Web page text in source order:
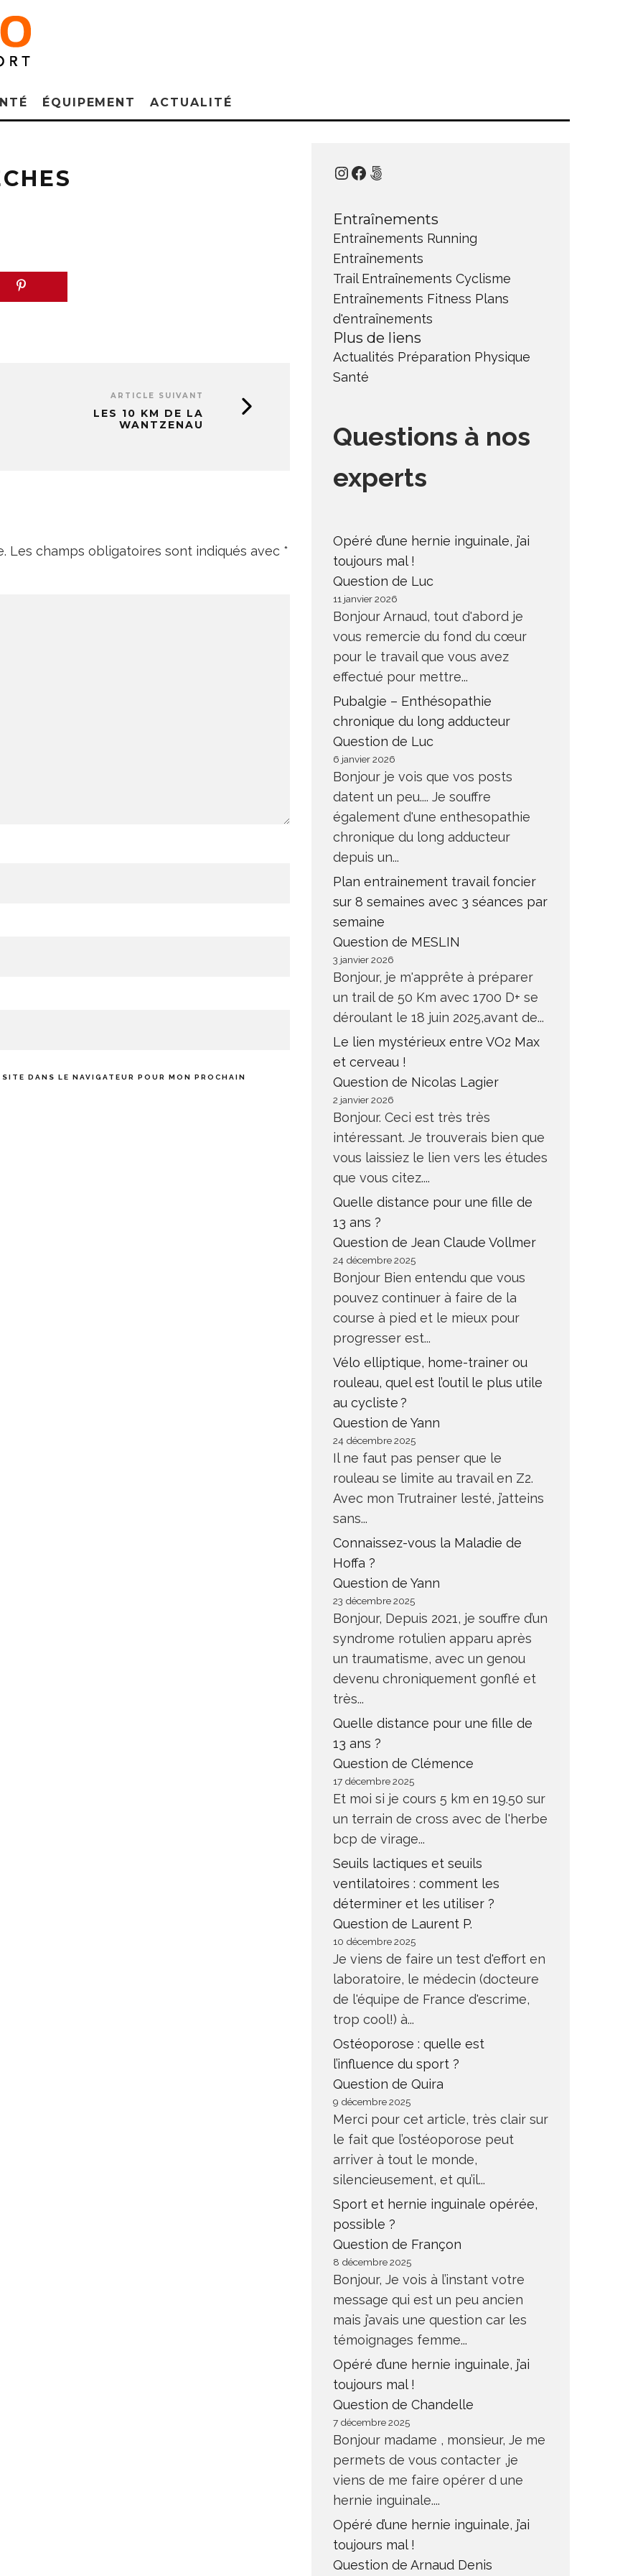
ÉQUIPEMENT ACTUALITÉ
ARTICLE SUIVANT
LES 10 KM DE LA
WANTZENAU
Les champs obligatoires sont indiqués avec *
DANS LE NAVIGATEUR POUR MON PROCHAIN
Instagram
Facebook
500px
Entraînements
Entraînements Running
Entraînements
Trail Entraînements Cyclisme
Entraînements Fitness Plans
d'entraînements
Plus de liens
Actualités Préparation Physique
Santé
Questions à nos
experts
Opéré d’une hernie inguinale, j’ai
toujours mal !
Question de Luc
11 janvier 2026
Bonjour Arnaud, tout d'abord je
vous remercie du fond du cœur
pour le travail que vous avez
effectué pour mettre...
Pubalgie – Enthésopathie
chronique du long adducteur
Question de Luc
6 janvier 2026
Bonjour je vois que vos posts
datent un peu.... Je souffre
également d'une enthesopathie
chronique du long adducteur
depuis un...
Plan entrainement travail foncier
sur 8 semaines avec 3 séances par
semaine
Question de MESLIN
3 janvier 2026
Bonjour, je m'apprête à préparer
un trail de 50 Km avec 1700 D+ se
déroulant le 18 juin 2025,avant de...
Le lien mystérieux entre VO2 Max
et cerveau !
Question de Nicolas Lagier
2 janvier 2026
Bonjour. Ceci est très très
intéressant. Je trouverais bien que
vous laissiez le lien vers les études
que vous citez....
Quelle distance pour une fille de
13 ans ?
Question de Jean Claude Vollmer
24 décembre 2025
Bonjour Bien entendu que vous
pouvez continuer à faire de la
course à pied et le mieux pour
progresser est...
Vélo elliptique, home-trainer ou
rouleau, quel est l’outil le plus utile
au cycliste ?
Question de Yann
24 décembre 2025
Il ne faut pas penser que le
rouleau se limite au travail en Z2.
Avec mon Trutrainer lesté, j’atteins
sans...
Connaissez-vous la Maladie de
Hoffa ?
Question de Yann
23 décembre 2025
Bonjour, Depuis 2021, je souffre d’un
syndrome rotulien apparu après
un traumatisme, avec un genou
devenu chroniquement gonflé et
très...
Quelle distance pour une fille de
13 ans ?
Question de Clémence
17 décembre 2025
Et moi si je cours 5 km en 19.50 sur
un terrain de cross avec de l'herbe
bcp de virage...
Seuils lactiques et seuils
ventilatoires : comment les
déterminer et les utiliser ?
Question de Laurent P.
10 décembre 2025
Je viens de faire un test d'effort en
laboratoire, le médecin (docteure
de l'équipe de France d'escrime,
trop cool!) à...
Ostéoporose : quelle est
l’influence du sport ?
Question de Quira
9 décembre 2025
Merci pour cet article, très clair sur
le fait que l’ostéoporose peut
arriver à tout le monde,
silencieusement, et qu’il...
Sport et hernie inguinale opérée,
possible ?
Question de Françon
8 décembre 2025
Bonjour, Je vois à l’instant votre
message qui est un peu ancien
mais j’avais une question car les
témoignages femme...
Opéré d’une hernie inguinale, j’ai
toujours mal !
Question de Chandelle
7 décembre 2025
Bonjour madame , monsieur, Je me
permets de vous contacter ,je
viens de me faire opérer d une
hernie inguinale....
Opéré d’une hernie inguinale, j’ai
toujours mal !
Question de Arnaud Denis